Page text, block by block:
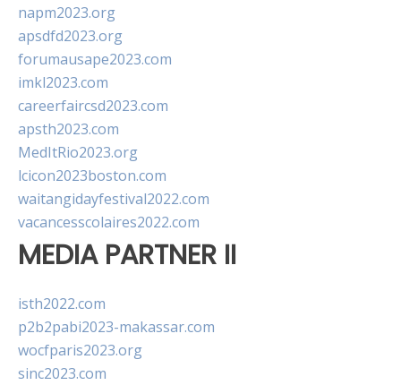
napm2023.org
apsdfd2023.org
forumausape2023.com
imkl2023.com
careerfaircsd2023.com
apsth2023.com
MedItRio2023.org
lcicon2023boston.com
waitangidayfestival2022.com
vacancesscolaires2022.com
MEDIA PARTNER II
isth2022.com
p2b2pabi2023-makassar.com
wocfparis2023.org
sinc2023.com